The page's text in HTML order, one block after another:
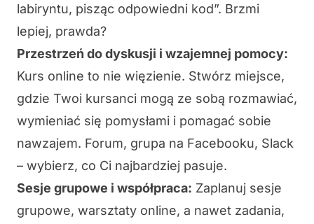
labiryntu, pisząc odpowiedni kod”. Brzmi
lepiej, prawda?
Przestrzeń do dyskusji i wzajemnej pomocy:
Kurs online to nie więzienie. Stwórz miejsce,
gdzie Twoi kursanci mogą ze sobą rozmawiać,
wymieniać się pomysłami i pomagać sobie
nawzajem. Forum, grupa na Facebooku, Slack
– wybierz, co Ci najbardziej pasuje.
Sesje grupowe i współpraca: Zaplanuj sesje
grupowe, warsztaty online, a nawet zadania,